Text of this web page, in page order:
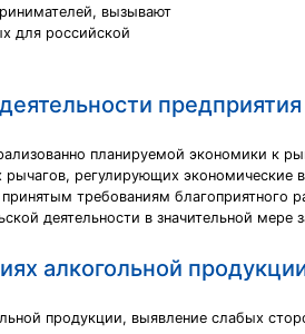
вызывают
для российской
предприятия
планируемой экономики к
регулирующих экономические
требованиям
деятельности в значительной мере
алкогольной
продукции, выявление слабых